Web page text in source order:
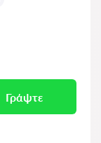
Γράψτε